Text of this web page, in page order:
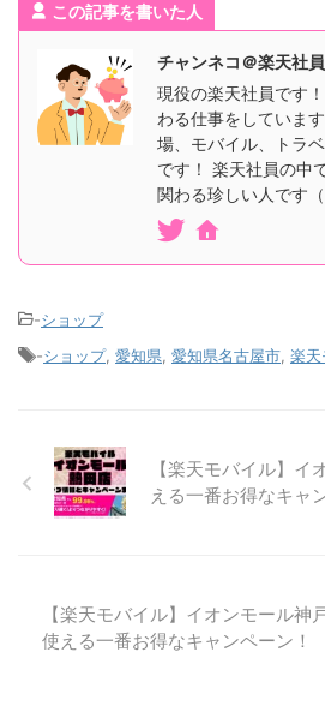
この記事を書いた人
チャンネコ＠楽天社員
現役の楽天社員です
わる仕事をしていま
場、モバイル、トラ
です！ 楽天社員の中
関わる珍しい人です（
-ショップ
-ショップ, 愛知県 愛知県名古屋市 楽天
【楽天モバイル】イ
える一番お得なキャ
【楽天モバイル】イオンモール神
使える一番お得なキャンペーン！